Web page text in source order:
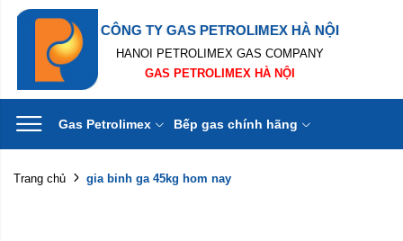
CÔNG TY GAS PETROLIMEX HÀ NỘI
HANOI PETROLIMEX GAS COMPANY
GAS PETROLIMEX HÀ NỘI
Gas Petrolimex Bếp gas chính hãng
Trang chủ gia binh ga 45kg hom nay